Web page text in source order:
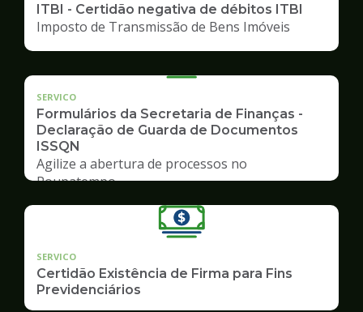
ITBI - Certidão negativa de débitos ITBI
Imposto de Transmissão de Bens Imóveis
SERVICO
Formulários da Secretaria de Finanças -
Declaração de Guarda de Documentos
ISSQN
Agilize a abertura de processos no
Poupatempo
SERVICO
Certidão Existência de Firma para Fins
Previdenciários